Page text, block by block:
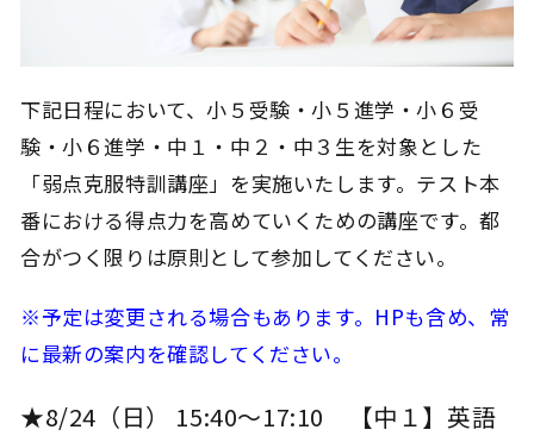
下記日程において、小５受験・小５進学・小６受
験・小６進学・中１・中２・中３生を対象とした
「弱点克服特訓講座」を実施いたします。テスト本
番における得点力を高めていくための講座です。都
合がつく限りは原則として参加してください。
※予定は変更される場合もあります。HPも含め、常
に最新の案内を確認してください。
★8/24（日） 15:40～17:10 【中１】英語